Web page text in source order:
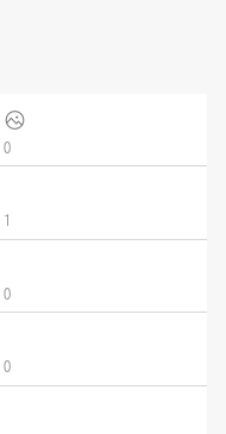
0
1
0
0